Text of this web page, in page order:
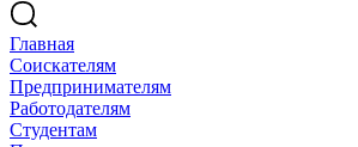
Главная
Соискателям
Предпринимателям
Работодателям
Студентам